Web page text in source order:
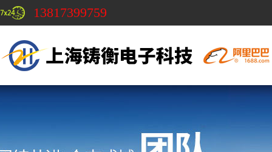
13817399759